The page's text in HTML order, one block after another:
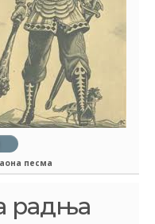
песма
радња